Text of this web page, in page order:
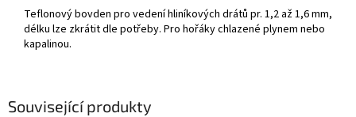
Teflonový bovden pro vedení hliníkových drátů pr. 1,2 až 1,6 mm,
délku lze zkrátit dle potřeby. Pro hořáky chlazené plynem nebo
kapalinou.
Související produkty